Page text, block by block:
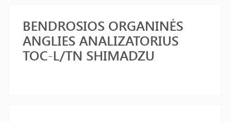
BENDROSIOS ORGANINĖS
ANGLIES ANALIZATORIUS
TOC-L/TN SHIMADZU